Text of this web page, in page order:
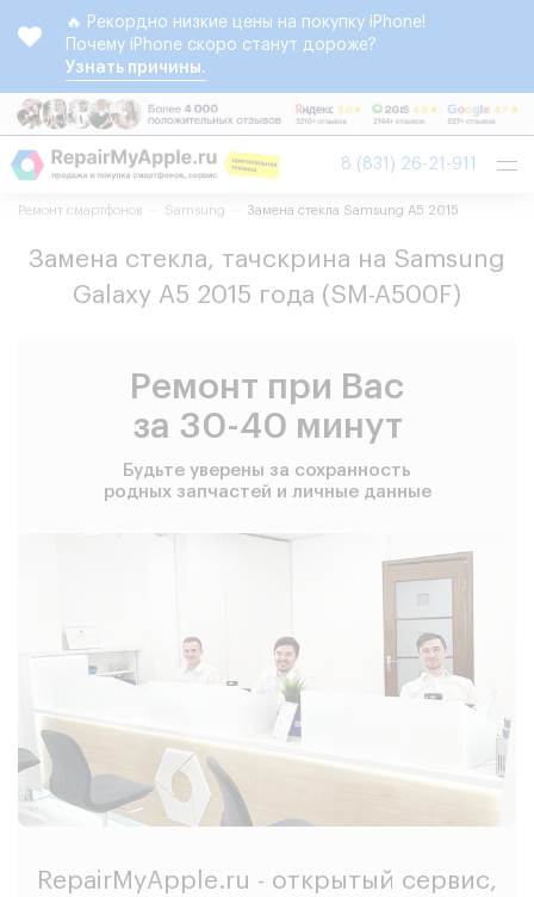
🔥 Рекордно низкие цены на покупку iPhone!
Почему iPhone скоро станут дороже?
Узнать причины.
8 (831) 26-21-911
Ремонт смартфонов Samsung Замена стекла Samsung A5 2015
Замена стекла, тачскрина на Samsung
Galaxy A5 2015 года (SM-A500F)
Ремонт при Вас
за 30-40 минут
Будьте уверены за сохранность
родных запчастей и личные данные
RepairMyApple.ru - открытый сервис,